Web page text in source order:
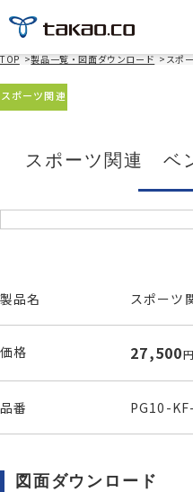
TOP >製品一覧・図面ダウンロード > スポ
スポーツ関連
スポーツ関連
製品名 スポー
価格 27,500円
品番 PG10-
図面ダウンロード